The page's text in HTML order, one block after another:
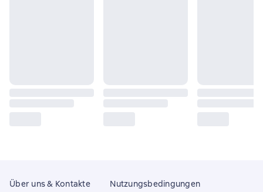
Über uns & Kontakte Nutzungsbedingungen